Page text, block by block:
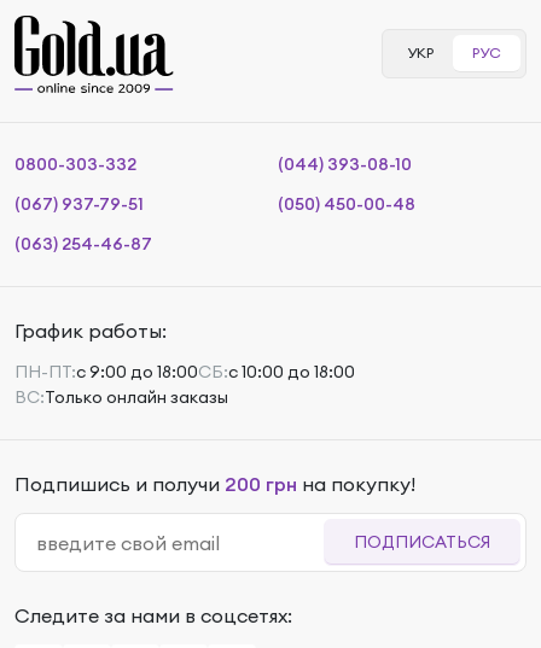
УКР РУС
0800-303-332
(044) 393-08-10
(067) 937-79-51
(050) 450-00-48
(063) 254-46-87
График работы:
ПН-ПТ:с 9:00 до 18:00СБ:с 10:00 до 18:00
ВС:Только онлайн заказы
Подпишись и получи 200 грн на покупку!
ПОДПИСАТЬСЯ
Следите за нами в соцсетях: